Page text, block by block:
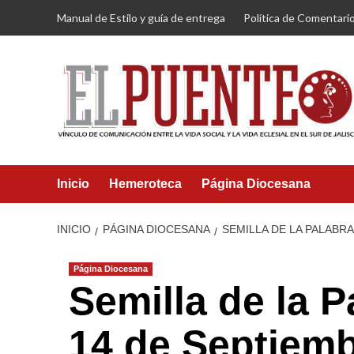
Manual de Estilo y guía de entrega Política de
Inicio Hemeroteca Página Diocesana
INICIO PÁGINA DIOCESANA SEMILLA DE LA
Página Diocesana
Semilla de la
14 de